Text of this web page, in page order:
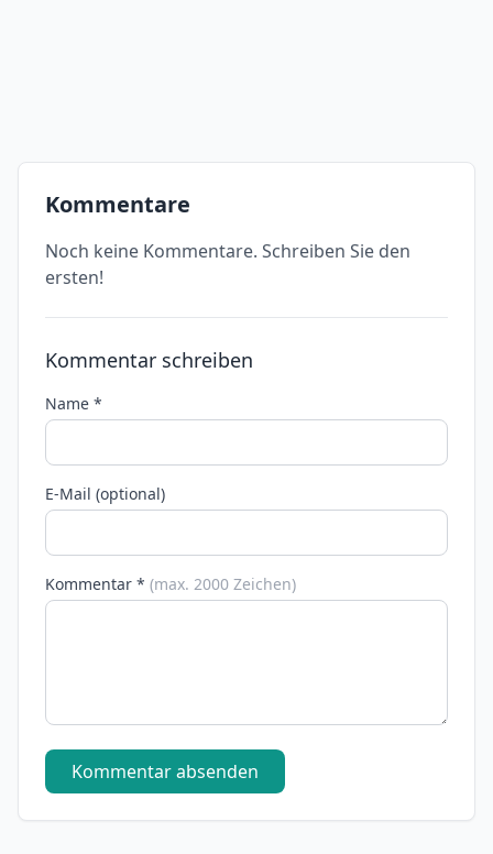
Kommentare
Noch keine Kommentare. Schreiben Sie den
ersten!
Kommentar schreiben
Name *
E-Mail (optional)
Kommentar * (max. 2000 Zeichen)
Kommentar absenden